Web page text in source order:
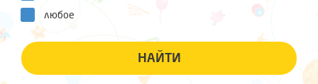
любое
НАЙТИ